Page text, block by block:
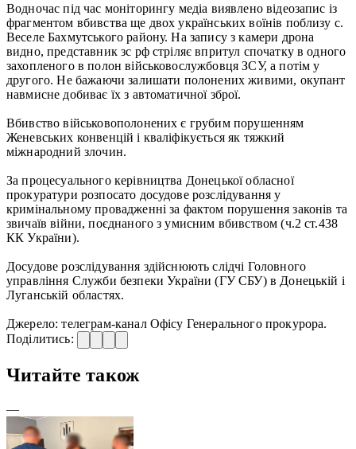
Водночас під час моніторингу медіа виявлено відеозапис із
фрагментом вбивства ще двох українських воїнів поблизу с.
Веселе Бахмутського району. На запису з камери дрона
видно, представник зс рф стріляє впритул спочатку в одного
захопленого в полон військовослужбовця ЗСУ, а потім у
другого. Не бажаючи залишати полонених живими, окупант
навмисне добиває їх з автоматичної зброї.
Вбивство військовополонених є грубим порушенням
Женевських конвенцій і кваліфікується як тяжкий
міжнародний злочин.
За процесуального керівництва Донецької обласної
прокуратури розпосато досудове розслідування у
кримінальному провадженні за фактом порушення законів та
звичаїв війни, поєднаного з умисним вбивством (ч.2 ст.438
КК України).
Досудове розслідування здійснюють слідчі Головного
управління Служби безпеки України (ГУ СБУ) в Донецькій і
Луганській областях.
Джерело: телеграм-канал Офісу Генерального прокурора.
Поділитись:
Читайте також
—